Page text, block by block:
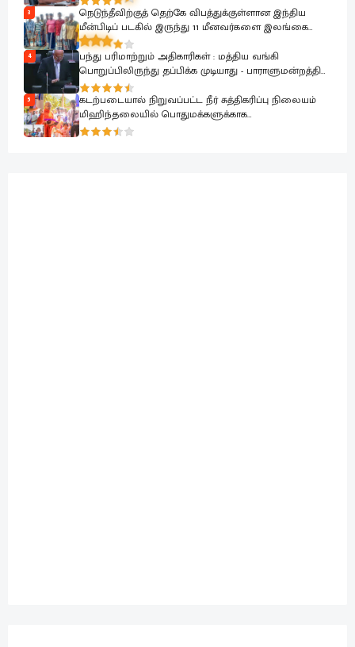
3
நெடுந்தீவிற்குத் தெற்கே விபத்துக்குள்ளான இந்திய
மீன்பிடிப் படகில் இருந்து 11 மீனவர்களை இலங்கை
கடற்படை பாதுகாப்பாக மீட்டது
4
பந்து பரிமாற்றும் அதிகாரிகள் : மத்திய வங்கி
பொறுப்பிலிருந்து தப்பிக்க முடியாது - பாராளுமன்றத்தில்
ரவூப் ஹக்கீம் ஆவேசம்
5
கடற்படையால் நிறுவப்பட்ட நீர் சுத்திகரிப்பு நிலையம்
மிஹிந்தலையில் பொதுமக்களுக்காக
கையளிக்கப்பட்டது